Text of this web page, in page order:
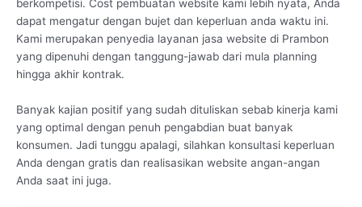
berkompetisi. Cost pembuatan website kami lebih nyata, Anda
dapat mengatur dengan bujet dan keperluan anda waktu ini.
Kami merupakan penyedia layanan jasa website di Prambon
yang dipenuhi dengan tanggung-jawab dari mula planning
hingga akhir kontrak.
Banyak kajian positif yang sudah dituliskan sebab kinerja kami
yang optimal dengan penuh pengabdian buat banyak
konsumen. Jadi tunggu apalagi, silahkan konsultasi keperluan
Anda dengan gratis dan realisasikan website angan-angan
Anda saat ini juga.